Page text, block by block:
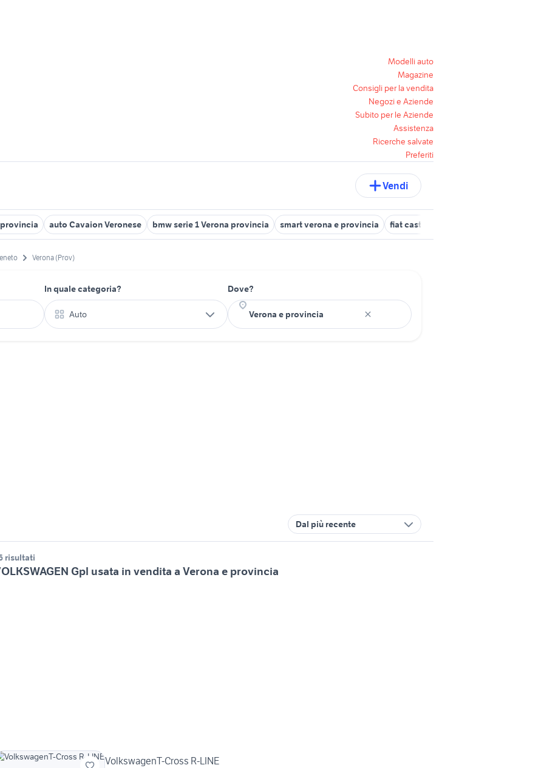
Modelli auto
Magazine
Consigli per la vendita
Negozi e Aziende
Subito per le Aziende
Assistenza
Ricerche salvate
Preferiti
Vendi
auto Cavaion Veronese bmw serie 1 Verona provincia smart verona e provincia fiat castagnaro
Verona (Prov)
In quale categoria?
Auto
Dove?
Dal più recente
risultati
Gpl usata in vendita a Verona e provincia
VolkswagenT-Cross R-LINE